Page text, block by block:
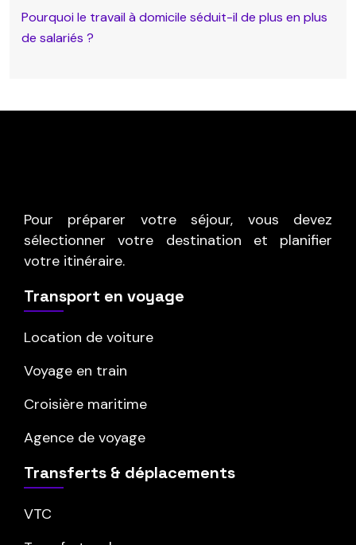
Pourquoi le travail à domicile séduit-il de plus en plus
de salariés ?
Pour préparer votre séjour, vous devez
sélectionner votre destination et planifier
votre itinéraire.
Transport en voyage
Location de voiture
Voyage en train
Croisière maritime
Agence de voyage
Transferts & déplacements
VTC